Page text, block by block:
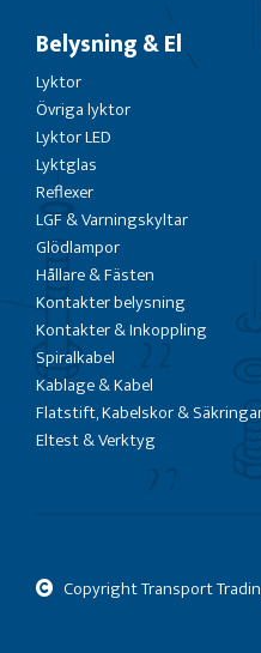
Belysning & El
Lyktor
Övriga lyktor
Lyktor LED
Lyktglas
Reflexer
LGF & Varningskyltar
Glödlampor
Hållare & Fästen
Kontakter belysning
Kontakter & Inkoppling
Spiralkabel
Kablage & Kabel
Flatstift, Kabelskor &
Eltest & Verktyg
Copyright Transport